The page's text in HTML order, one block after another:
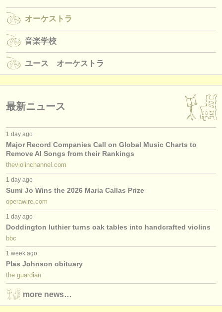
オーケストラ
音楽学校
ユース オーケストラ
最新ニュース
1 day ago
Major Record Companies Call on Global Music Charts to
Remove AI Songs from their Rankings
theviolinchannel.com
1 day ago
Sumi Jo Wins the 2026 Maria Callas Prize
operawire.com
1 day ago
Doddington luthier turns oak tables into handcrafted violins
bbc
1 week ago
Plas Johnson obituary
the guardian
more news…